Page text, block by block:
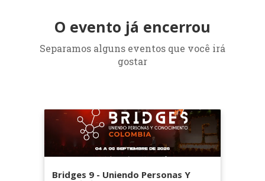
O evento já encerrou
Separamos alguns eventos que você irá
gostar
Bridges 9 - Uniendo Personas Y